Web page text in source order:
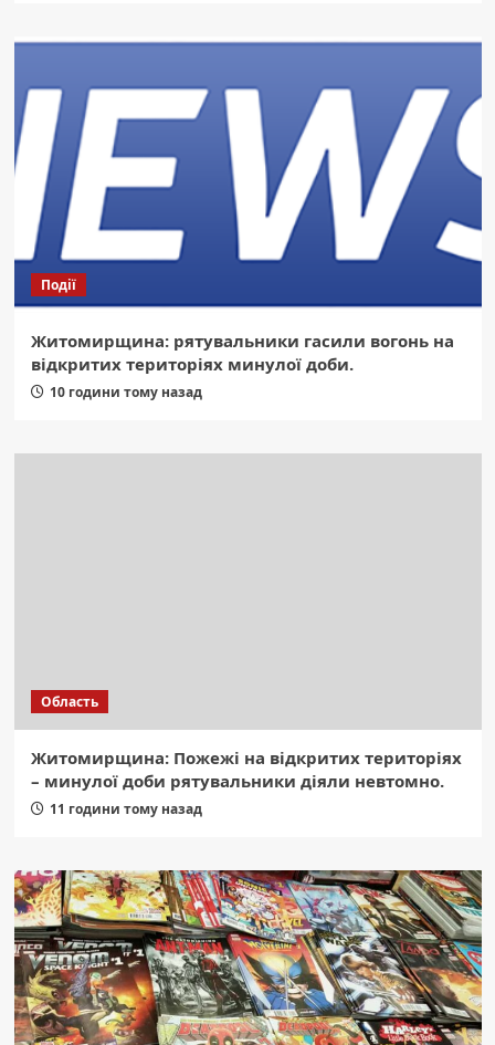
Події
Житомирщина: рятувальники гасили вогонь на
відкритих територіях минулої доби.
10 години тому назад
Область
Житомирщина: Пожежі на відкритих територіях
– минулої доби рятувальники діяли невтомно.
11 години тому назад